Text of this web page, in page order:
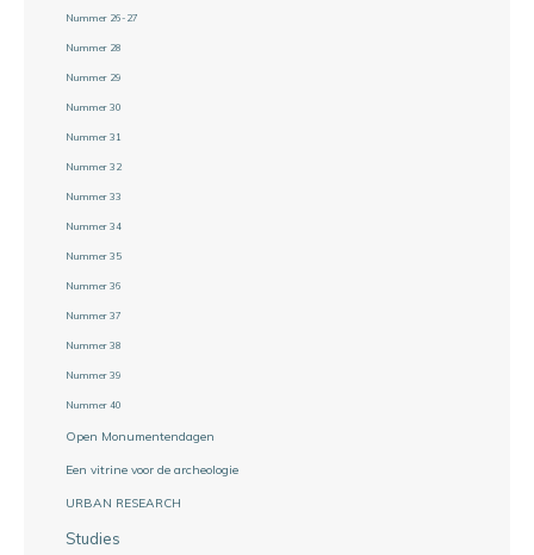
Nummer 26-27
Nummer 28
Nummer 29
Nummer 30
Nummer 31
Nummer 32
Nummer 33
Nummer 34
Nummer 35
Nummer 36
Nummer 37
Nummer 38
Nummer 39
Nummer 40
Open Monumentendagen
Een vitrine voor de archeologie
URBAN RESEARCH
Studies